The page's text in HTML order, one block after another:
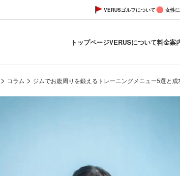
VERUSゴルフについて 女性
トップページVERUSについて料金案
> コラム > ジムでお腹周りを鍛えるトレーニングメニュー5選と成